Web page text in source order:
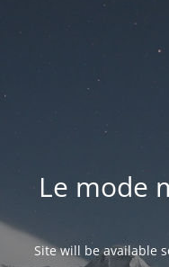
Le mode
Site will be available